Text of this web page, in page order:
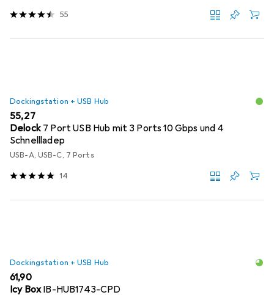
55
Dockingstation + USB Hub
EUR
55,27
Delock 7 Port USB Hub mit 3 Ports 10 Gbps und 4
Schnellladep
USB-A, USB-C, 7 Ports
14
Dockingstation + USB Hub
EUR
61,90
Icy BoxIB-HUB1743-CPD